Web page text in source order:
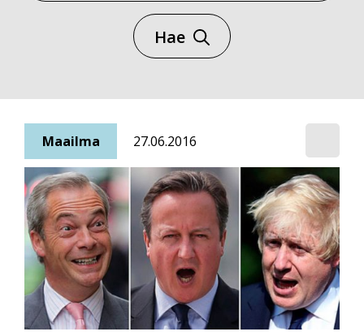
Hae
Maailma 27.06.2016